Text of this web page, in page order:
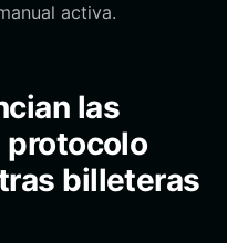
activa.
las
protocolo
billeteras